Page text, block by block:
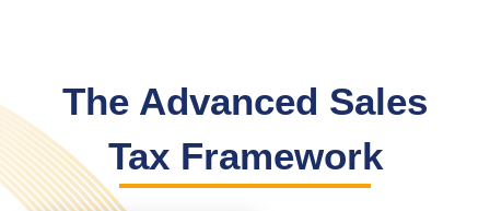
The Advanced Sales
Tax Framework